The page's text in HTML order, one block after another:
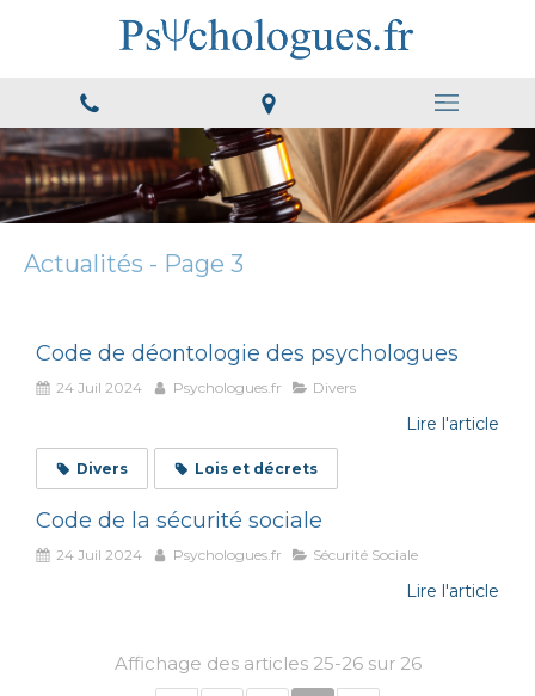
Actualités - Page 3
Code de déontologie des psychologues
24 Juil 2024 Psychologues.fr Divers
Lire l'article
Divers Lois et décrets
Code de la sécurité sociale
24 Juil 2024 Psychologues.fr Sécurité Sociale
Lire l'article
Affichage des articles 25-26 sur 26